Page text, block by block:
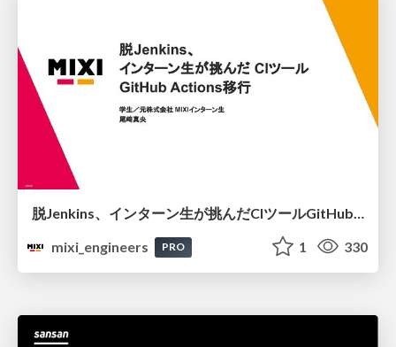
mixi_engineers
PRO 1 330